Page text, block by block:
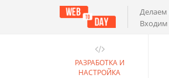
Делаем
Входим
РАЗРАБОТКА И
НАСТРОЙКА